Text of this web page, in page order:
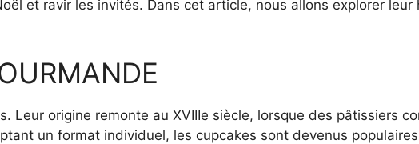
et ravir les invités. Dans cet article, nous allons explorer
Leur origine remonte au XVIIIe siècle, lorsque des pâtissiers
un format individuel, les cupcakes sont devenus